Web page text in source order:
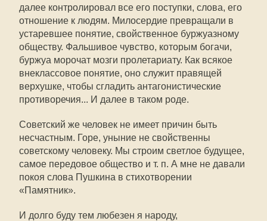
далее контролировал все его поступки, слова, его
отношение к людям. Милосердие превращали в
устаревшее понятие, свойственное буржуазному
обществу. Фальшивое чувство, которым богачи,
буржуа морочат мозги пролетариату. Как всякое
внеклассовое понятие, оно служит правящей
верхушке, чтобы сгладить антагонистические
противоречия... И далее в таком роде.
Советский же человек не имеет причин быть
несчастным. Горе, уныние не свойственны
советскому человеку. Мы строим светлое будущее,
самое передовое общество и т. п. А мне не давали
покоя слова Пушкина в стихотворении
«Памятник».
И долго буду тем любезен я народу,